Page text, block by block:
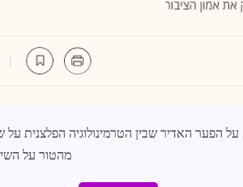
על הפער האדיר שבין הטרמינולוגיה הפלצנית
מהטור על